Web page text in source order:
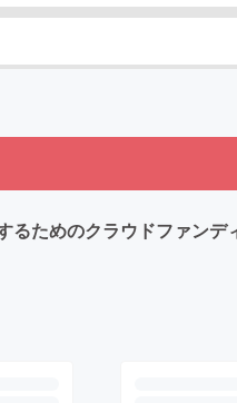
ためのクラウドファンデ